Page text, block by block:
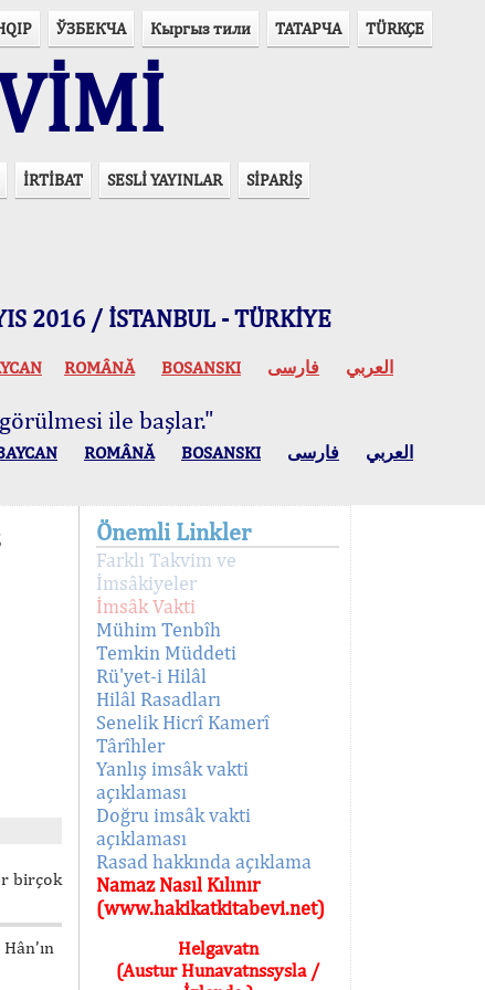
ЎЗБЕКЧА Кыргыз тили ТАТАРЧА TÜRKÇE
İRTİBAT SESLİ YAYINLAR SİPARİŞ
2016 / İSTANBUL - TÜRKİYE
ROMÂNĂ BOSANSKI العربي فارسی
ile başlar."
ROMÂNĂ BOSANSKI العربي فارسی
birçok
Önemli Linkler
Farklı Takvim ve
İmsâkiyeler
İmsâk Vakti
Mühim Tenbîh
Temkin Müddeti
Rü'yet-i Hilâl
Hilâl Rasadları
Senelik Hicrî Kamerî
Târîhler
Yanlış imsâk vakti
açıklaması
Doğru imsâk vakti
açıklaması
Rasad hakkında açıklama
Namaz Nasıl Kılınır
(www.hakikatkitabevi.net)
Helgavatn
(Austur Hunavatnssysla /